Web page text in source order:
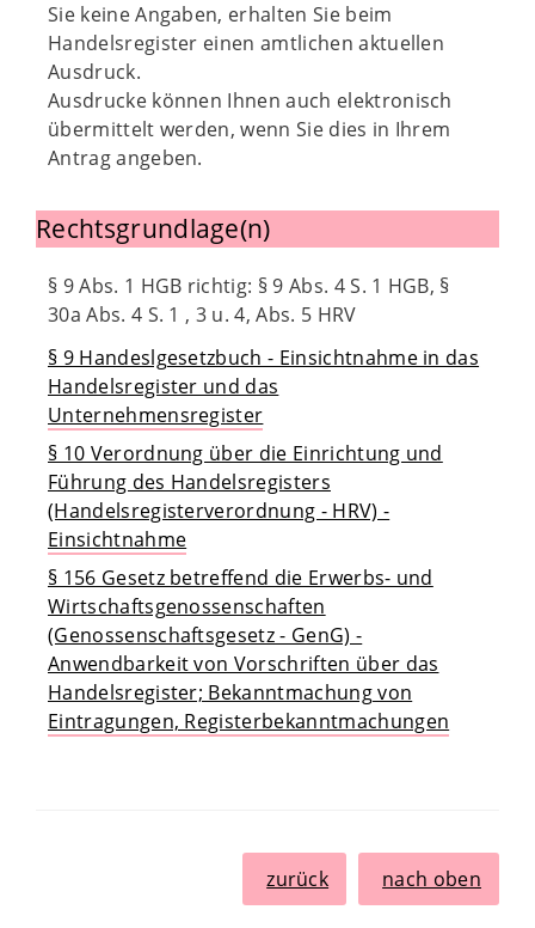
Sie keine Angaben, erhalten Sie beim
Handelsregister einen amtlichen aktuellen
Ausdruck.
Ausdrucke können Ihnen auch elektronisch
übermittelt werden, wenn Sie dies in Ihrem
Antrag angeben.
Rechtsgrundlage(n)
§ 9 Abs. 1 HGB richtig: § 9 Abs. 4 S. 1 HGB, §
30a Abs. 4 S. 1 , 3 u. 4, Abs. 5 HRV
§ 9 Handeslgesetzbuch - Einsichtnahme in das
Handelsregister und das
Unternehmensregister
§ 10 Verordnung über die Einrichtung und
Führung des Handelsregisters
(Handelsregisterverordnung - HRV) -
Einsichtnahme
§ 156 Gesetz betreffend die Erwerbs- und
Wirtschaftsgenossenschaften
(Genossenschaftsgesetz - GenG) -
Anwendbarkeit von Vorschriften über das
Handelsregister; Bekanntmachung von
Eintragungen, Registerbekanntmachungen
zurück nach oben